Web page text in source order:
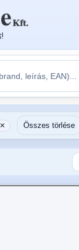
Összes törlése